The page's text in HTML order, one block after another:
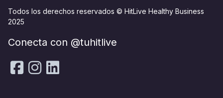
Todos los derechos reservados © HitLive Healthy Business
2025
Conecta con @tuhitlive